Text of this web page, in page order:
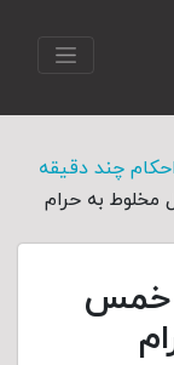
احکام چند دقیقه
به حرام
خمس